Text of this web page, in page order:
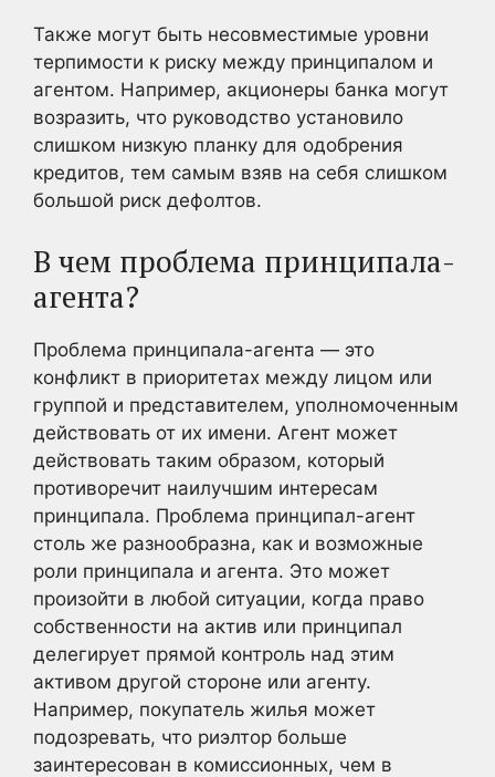
Также могут быть несовместимые уровни
терпимости к риску между принципалом и
агентом. Например, акционеры банка могут
возразить, что руководство установило
слишком низкую планку для одобрения
кредитов, тем самым взяв на себя слишком
большой риск дефолтов.
В чем проблема принципала-
агента?
Проблема принципала-агента — это
конфликт в приоритетах между лицом или
группой и представителем, уполномоченным
действовать от их имени. Агент может
действовать таким образом, который
противоречит наилучшим интересам
принципала. Проблема принципал-агент
столь же разнообразна, как и возможные
роли принципала и агента. Это может
произойти в любой ситуации, когда право
собственности на актив или принципал
делегирует прямой контроль над этим
активом другой стороне или агенту.
Например, покупатель жилья может
подозревать, что риэлтор больше
заинтересован в комиссионных, чем в